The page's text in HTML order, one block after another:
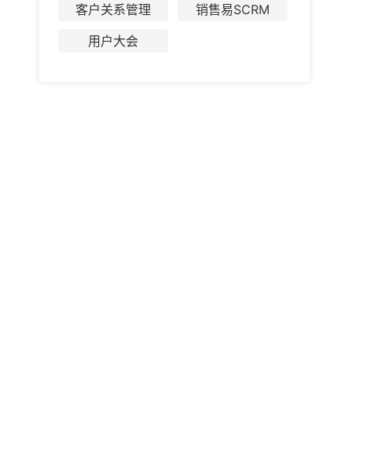
客户关系管理
销售易SCRM
用户大会